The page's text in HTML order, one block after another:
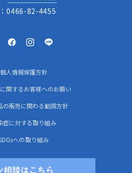
0466-82-4455
個人情報保護方針
関するお客様へのお願い
の販売に関わる勧誘方針
症に対する取り組み
への取り組み